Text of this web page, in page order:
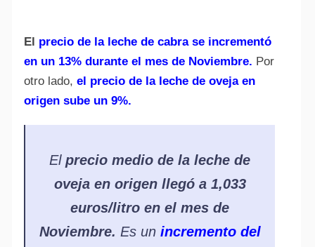
El precio de la leche de cabra se incrementó
en un 13% durante el mes de Noviembre. Por
otro lado, el precio de la leche de oveja en
origen sube un 9%.
Elprecio medio de la leche de
oveja en origen llegó a 1,033
euros/litro en el mes de
Noviembre. Es un incremento del